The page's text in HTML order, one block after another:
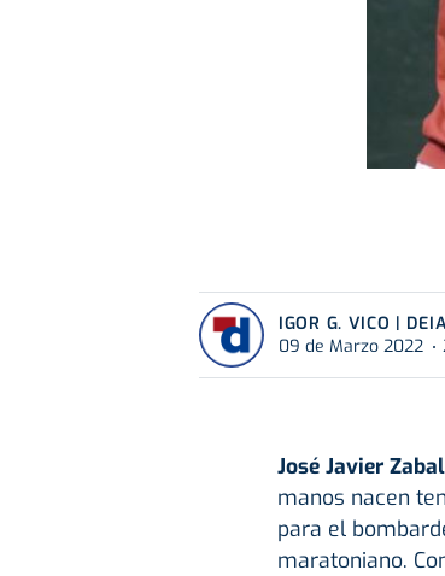
IGOR G. VICO | DEIA
09 de Marzo 2022
José Javier
manos nacen
para el
maratoniano.